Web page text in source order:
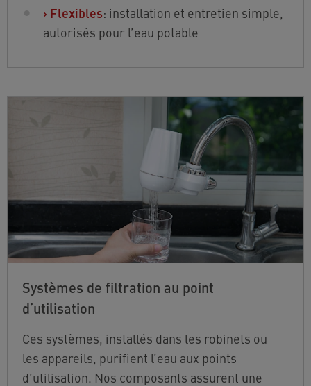
› Flexibles: installation et entretien simple,
autorisés pour l’eau potable
Systèmes de filtration au point
d’utilisation
Ces systèmes, installés dans les robinets ou
les appareils, purifient l’eau aux points
d’utilisation. Nos composants assurent une